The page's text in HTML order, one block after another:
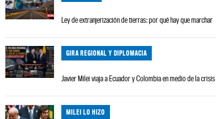
Ley de extranjerización de tierras: por qué hay que marchar
GIRA REGIONAL Y DIPLOMACIA
Javier Milei viaja a Ecuador y Colombia en medio de la crisis
MILEI LO HIZO